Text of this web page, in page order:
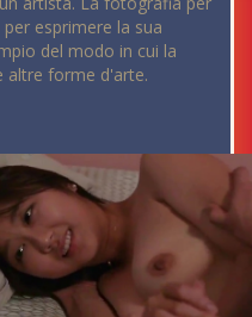
esprimere la sua
del modo in cui la
altre forme d'arte.